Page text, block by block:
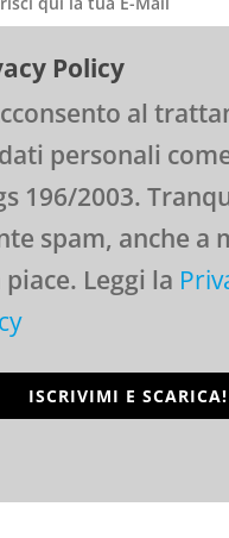
Policy
al
personali
196/2003.
spam, anche a
Leggi la
ISCRIVIMI E SCARICA!